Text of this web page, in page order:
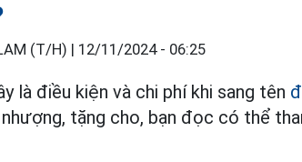
(T/H) | 12/11/2024 - 06:25
là điều kiện và chi phí khi sang tên
tặng cho, bạn đọc có thể